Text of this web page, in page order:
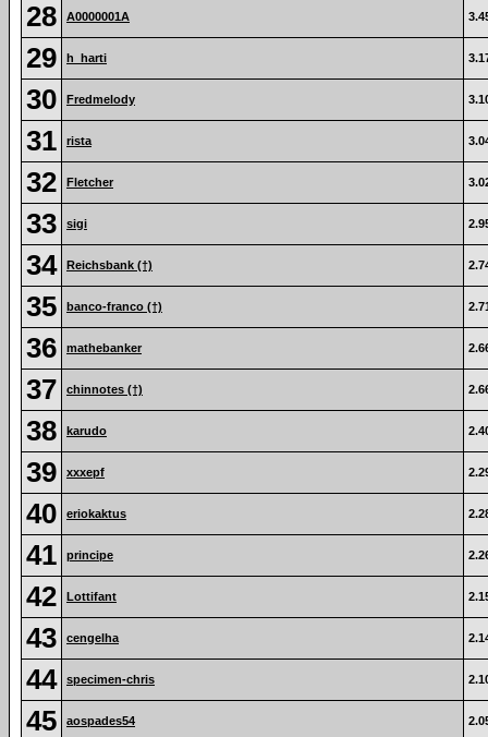
28 A0000001A
29 h_harti
30 Fredmelody
31 rista
32 Fletcher
33 sigi
34 Reichsbank (†)
35 banco-franco (†)
36 mathebanker
37 chinnotes (†)
38 karudo
39 xxxepf
40 eriokaktus
41 principe
42 Lottifant
43 cengelha
44 specimen-chris
45 aospades54